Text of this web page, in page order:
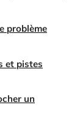
problème
et pistes
un